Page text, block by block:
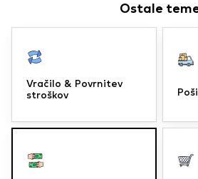
Ostale
Vračilo & Povrnitev
stroškov